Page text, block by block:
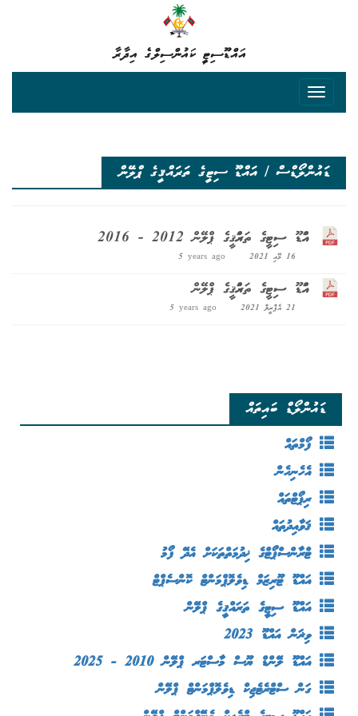
އައްޑޫސިޓީ ކައުންސިލްގެ އިދާރާ
ޑައުންލޯޑްސް / އައްޑޫ ސިޓީގެ ތަރައްޤީގެ ޕްލޭން
އައްޑޫ ސިޓީގެ ތަރައްޤީގެ ޕްލޭން 2012 - 2016
16 މޭއި 2021 5 years ago
އައްޑޫ ސިޓީގެ ތަރައްޤީގެ ޕްލޭން
21 އެޕްރީލް 2021 5 years ago
ޑައުންލޯޑް ބައިތައް
ފޯމްތައް
އެހެނިހެން
ރިޕޯޓްތައް
ޤަވާއިދުތައް
ޓްރާންސްޕޯޓްގެ ޚިދުމަތްތަކަށް އެދޭ ފޯމު
އައްޑޫ ޓޫރިޒަމް ޑިވެލޮޕްމަންޓް ކޮންސެޕްޓް
އައްޑޫ ސިޓީގެ ތަރައްޤީގެ ޕްލޭން
ވިޜަން އައްޑޫ 2023
އައްޑޫ ލޭންޑް ޔޫސް މާސްޓަރ ޕްލޭން 2010 - 2025
ގަން ސްޓްރެޓެޖިކް ޑިވެލޮޕްމަންޓް ޕްލޭން